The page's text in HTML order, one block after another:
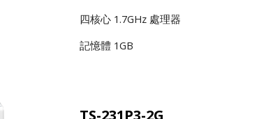
四核心 1.7GHz 處理器
記憶體 1GB
TS-231P3-2G